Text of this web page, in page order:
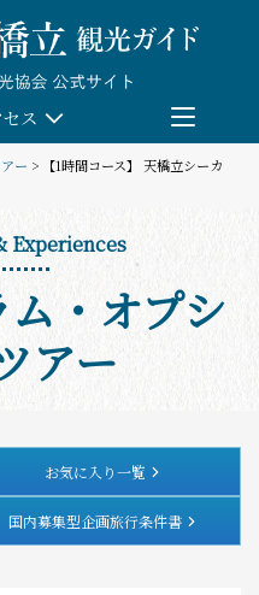
ス
約
旅行
ぶ
アー
ー > 【1時間コース】 天橋立シーカ
Experiences
・オプシ
アー
お気に入り一覧
国内募集型企画旅行条件書